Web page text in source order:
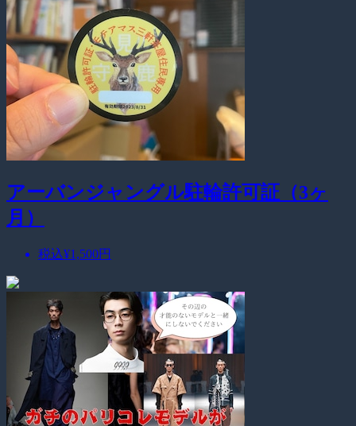
アーバンジャングル駐輪許可証（3ヶ
月）
税込¥1,500円